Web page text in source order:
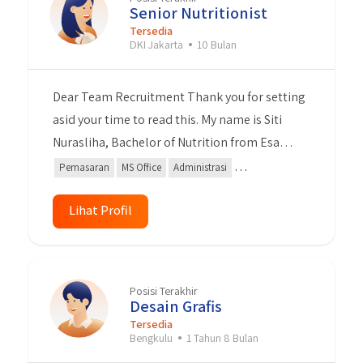
contribution in the field of fsdsdf.
Senior Nutritionist
Tersedia
DKI Jakarta
10 Bulan
Dear Team Recruitment Thank you for setting
asid your time to read this. My name is Siti
Nurasliha, Bachelor of Nutrition from Esa
Unggul University. I have 3 years experience as
nutritionist, I was also active in partnership,
content creator, product knowledge,
marketing activities. I can work independently
or team work. I am a highly organised,
professionals and self-motivated. With this
experience I am sure that I can give my best
Pemasaran MS Office
Administrasi
Kepemimpinan
Content Creator
Berbicara di Depan Umum
Lihat Profil
Posisi Terakhir
Desain Grafis
Tersedia
Bengkulu
1 Tahun 8 Bulan